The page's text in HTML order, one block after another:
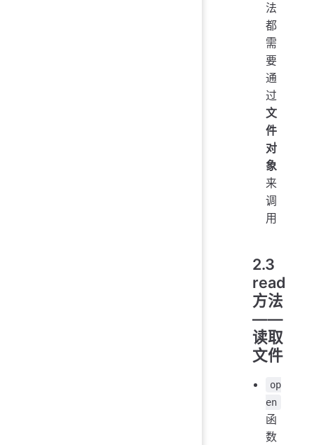
法
都
需
要
通
过
文
件
对
象
来
调
用
2.3
read
方法
——
读取
文件
op
en
函
数